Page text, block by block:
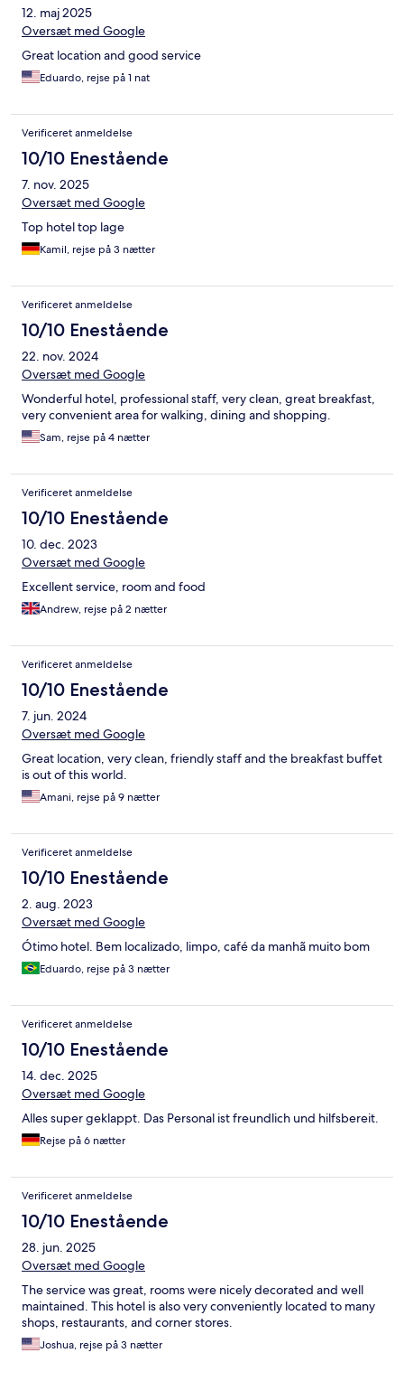
12. maj 2025
Oversæt med Google
Great location and good service
Eduardo, rejse på 1 nat
Verificeret anmeldelse
10/10 Enestående
7. nov. 2025
Oversæt med Google
Top hotel top lage
Kamil, rejse på 3 nætter
Verificeret anmeldelse
10/10 Enestående
22. nov. 2024
Oversæt med Google
Wonderful hotel, professional staff, very clean, great breakfast,
very convenient area for walking, dining and shopping.
Sam, rejse på 4 nætter
Verificeret anmeldelse
10/10 Enestående
10. dec. 2023
Oversæt med Google
Excellent service, room and food
Andrew, rejse på 2 nætter
Verificeret anmeldelse
10/10 Enestående
7. jun. 2024
Oversæt med Google
Great location, very clean, friendly staff and the breakfast buffet
is out of this world.
Amani, rejse på 9 nætter
Verificeret anmeldelse
10/10 Enestående
2. aug. 2023
Oversæt med Google
Ótimo hotel. Bem localizado, limpo, café da manhã muito bom
Eduardo, rejse på 3 nætter
Verificeret anmeldelse
10/10 Enestående
14. dec. 2025
Oversæt med Google
Alles super geklappt. Das Personal ist freundlich und hilfsbereit.
Rejse på 6 nætter
Verificeret anmeldelse
10/10 Enestående
28. jun. 2025
Oversæt med Google
The service was great, rooms were nicely decorated and well
maintained. This hotel is also very conveniently located to many
shops, restaurants, and corner stores.
Joshua, rejse på 3 nætter